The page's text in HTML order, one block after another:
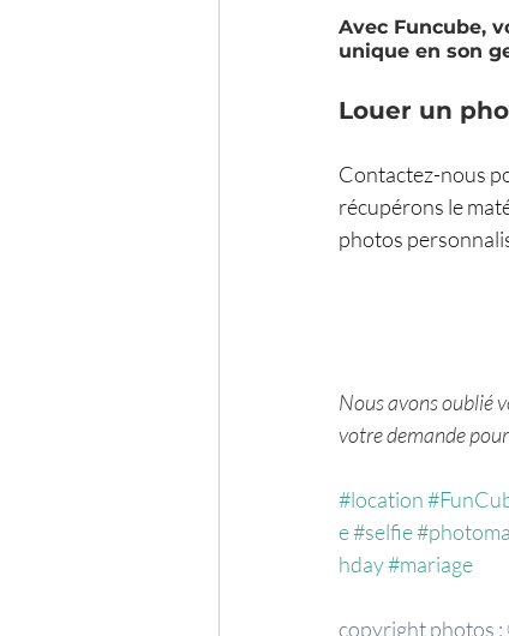
Avec Funcube,
unique en son
Louer un
Contactez-nous
récupérons le
photos
Nous avons oublié
votre demande
#location
e#selfie
hday#mariage
copyright photos